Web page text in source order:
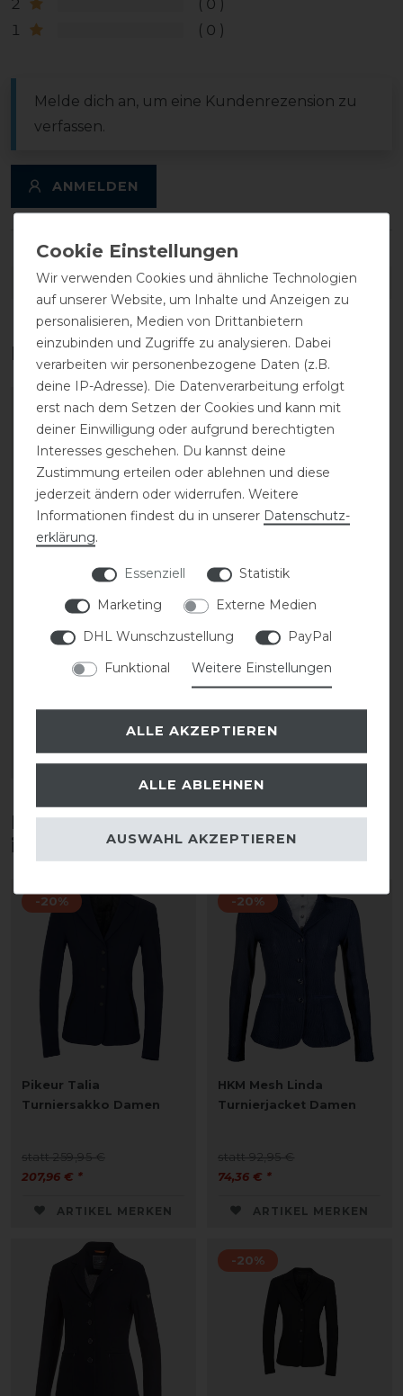
2
0
1
0
Melde dich an, um eine Kundenrezension zu
verfassen.
ANMELDEN
DETAILS ZUR PRODUKTSICHERHEIT
Das perfekte Zubehör für dich
-20%
Wool Reitstiefel Winter
Damen
ARTIKEL MERKEN
Diese Produkte könnten dich auch
interessieren
-20%
Pikeur Talia
Turniersakko Damen
statt 259,95 €
207,96 € *
ARTIKEL MERKEN
-20%
HKM Mesh Linda
Turnierjacket Damen
statt 92,95 €
74,36 € *
ARTIKEL MERKEN
-20%
Wir verwenden Cookies und ähnliche Technologien
auf unserer Website, um Inhalte und Anzeigen zu
personalisieren, Medien von Drittanbietern
einzubinden und Zugriffe zu analysieren. Dabei
verarbeiten wir personenbezogene Daten (z.B.
deine IP-Adresse). Die Datenverarbeitung erfolgt
erst nach dem Setzen der Cookies und kann mit
deiner Einwilligung oder aufgrund berechtigten
Interesses geschehen. Du kannst deine
Zustimmung erteilen oder ablehnen und diese
jederzeit ändern oder widerrufen. Weitere
Informationen findest du in unserer Daten­schutz­
erklärung.
Essenziell
Statistik
Marketing
Externe Medien
DHL Wunschzustellung
PayPal
Funktional
Weitere Einstellungen
ALLE AKZEPTIEREN
ALLE ABLEHNEN
AUSWAHL AKZEPTIEREN